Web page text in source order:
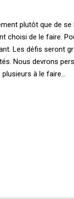
plutôt que de
choisi de le faire.
Les défis seront
Nous devrons
à le faire...